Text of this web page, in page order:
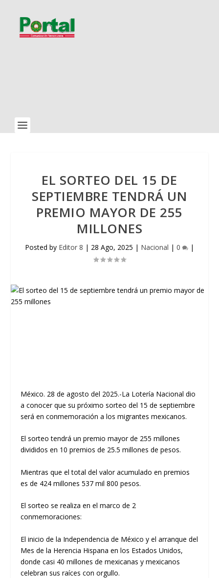
EL SORTEO DEL 15 DE
SEPTIEMBRE TENDRÁ UN
PREMIO MAYOR DE 255
MILLONES
Posted by Editor 8 | 28 Ago, 2025 | Nacional | 0 |
México. 28 de agosto del 2025.-La Lotería Nacional dio
a conocer que su próximo sorteo del 15 de septiembre
será en conmemoración a los migrantes mexicanos.
El sorteo tendrá un premio mayor de 255 millones
divididos en 10 premios de 25.5 millones de pesos.
Mientras que el total del valor acumulado en premios
es de 424 millones 537 mil 800 pesos.
El sorteo se realiza en el marco de 2
conmemoraciones:
El inicio de la Independencia de México y el arranque del
Mes de la Herencia Hispana en los Estados Unidos,
donde casi 40 millones de mexicanas y mexicanos
celebran sus raíces con orgullo.